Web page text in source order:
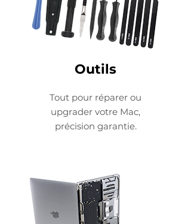
Outils
Tout pour réparer ou
upgrader votre Mac,
précision garantie.